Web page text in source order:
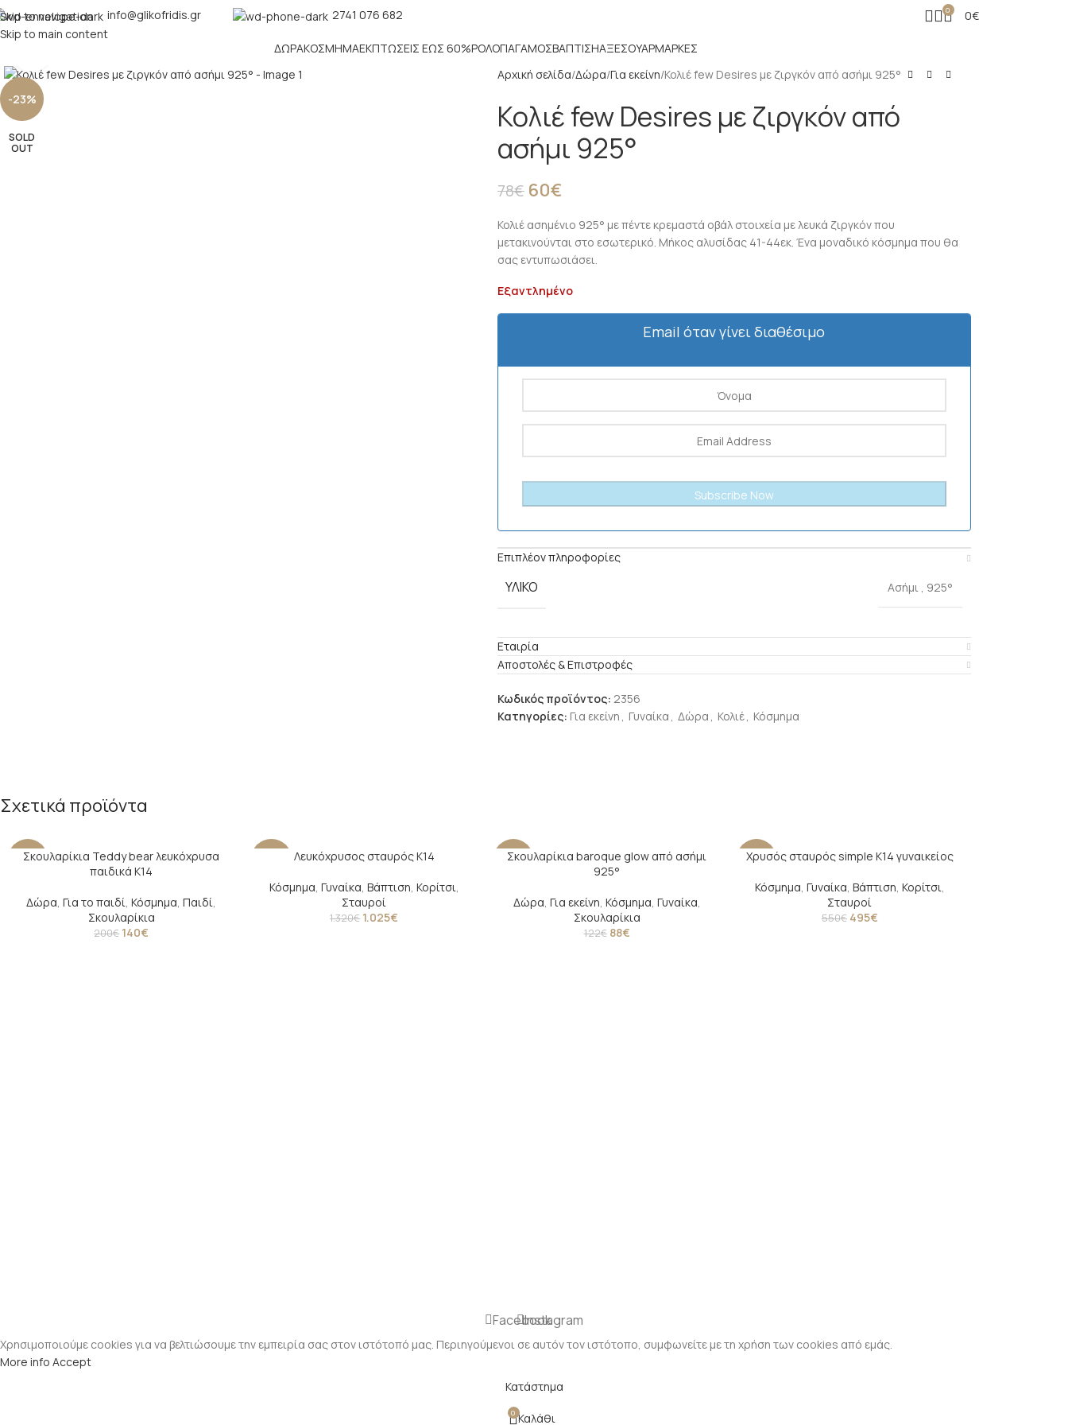
Skip to navigation
Skip to main content
info@glikofridis.gr 2741 076 682 0 0€
ΔΏΡΑΚΌΣΜΗΜΑΕΚΠΤΏΣΕΙΣ ΈΩΣ 60%ΡΟΛΌΓΙΑΓΆΜΟΣΒΆΠΤΙΣΗΑΞΕΣΟΥΆΡΜΑΡΚΕΣ
-23%
SOLD
OUT
Αρχική σελίδα Δώρα Για εκείνη Κολιέ few Desires με ζιργκόν από ασήμι 925°
Κολιέ few Desires με ζιργκόν από
ασήμι 925°
78€ 60€
Κολιέ ασημένιο 925° με πέντε κρεμαστά οβάλ στοιχεία με λευκά ζιργκόν που
μετακινούνται στο εσωτερικό. Μήκος αλυσίδας 41-44εκ. Ένα μοναδικό κόσμημα που θα
σας εντυπωσιάσει.
Εξαντλημένο
Email όταν γίνει διαθέσιμο
Επιπλέον πληροφορίες
ΥΛΙΚΌ Ασήμι , 925°
Εταιρία
Αποστολές & Επιστροφές
Κωδικός προϊόντος: 2356
Κατηγορίες: Για εκείνη , Γυναίκα , Δώρα , Κολιέ, Κόσμημα
Σχετικά προϊόντα
-30%
Σκουλαρίκια Teddy bear λευκόχρυσα
παιδικά Κ14
Δώρα,Για το παιδί,Κόσμημα,Παιδί,
Σκουλαρίκια
200€ 140€
Λευκόχρυσος σταυρός Κ14
Κόσμημα, Γυναίκα, Βάπτιση, Κορίτσι,
Σταυροί
1.320€ 1.025€
-28%
Σκουλαρίκια baroque glow από ασήμι
925°
Δώρα, Για εκείνη, Κόσμημα, Γυναίκα,
Σκουλαρίκια
122€ 88€
-10%
Χρυσός σταυρός simple Κ14 γυναικείος
Κόσμημα, Γυναίκα, Βάπτιση, Κορίτσι,
Σταυροί
550€ 495€
FacebookInstagram
Χρησιμοποιούμε cookies για να βελτιώσουμε την εμπειρία σας στον ιστότοπό μας. Περιηγούμενοι σε αυτόν τον ιστότοπο, συμφωνείτε με τη χρήση των cookies από εμάς.
More info Accept
Κατάστημα
0 Καλάθι